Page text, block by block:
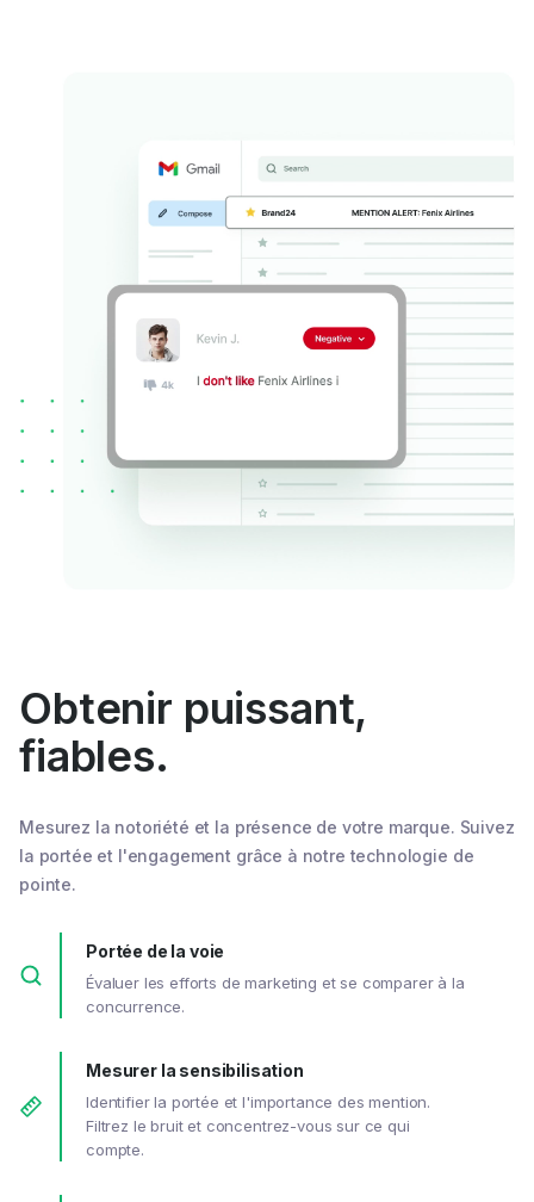
Obtenir puissant,
fiables.
Mesurez la notoriété et la présence de votre marque. Suivez
la portée et l'engagement grâce à notre technologie de
pointe.
Portée de la voie
Évaluer les efforts de marketing et se comparer à la
concurrence.
Mesurer la sensibilisation
Identifier la portée et l'importance des mention.
Filtrez le bruit et concentrez-vous sur ce qui
compte.